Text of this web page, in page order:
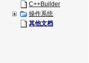
C++Builder
操作系统
其他文档